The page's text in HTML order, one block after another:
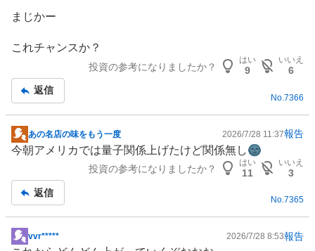
記
まじかー
これチャンスか？
投資の参考になりましたか？
はい
9
いいえ
6
返信
No. 7366
掲
示
事
あの名店の味をもう一度 2026/7/28 11:37報告
今朝アメリカでは量子関係上げたけど関係無し🌚
投資の参考になりましたか？
はい
11
いいえ
3
返信
No.7365
掲
vvr***** 2026/7/28 8:53報告